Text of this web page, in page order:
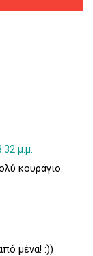
μ.μ.
κουράγιο.
μένα! :))